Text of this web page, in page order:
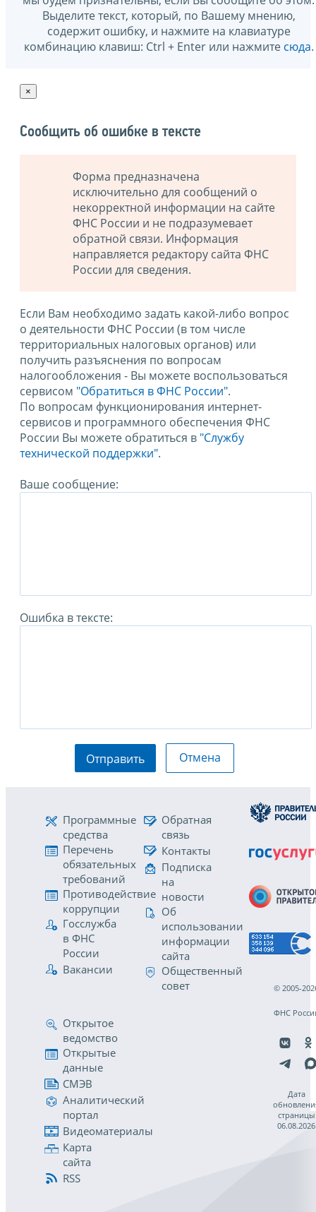
Выделите текст, который, по Вашему мнению,
содержит ошибку, и нажмите на клавиатуре
комбинацию клавиш: Ctrl + Enter или нажмите сюда.
×
Сообщить об ошибке в тексте
Форма предназначена
исключительно для сообщений о
некорректной информации на сайте
ФНС России и не подразумевает
обратной связи. Информация
направляется редактору сайта ФНС
России для сведения.
Если Вам необходимо задать какой-либо вопрос
о деятельности ФНС России (в том числе
территориальных налоговых органов) или
получить разъяснения по вопросам
налогообложения - Вы можете воспользоваться
сервисом "Обратиться в ФНС России".
По вопросам функционирования интернет-
сервисов и программного обеспечения ФНС
России Вы можете обратиться в "Службу
технической поддержки".
Ваше сообщение:
Ошибка в тексте:
Отправить Отмена
Программные
средства
Перечень
обязательных
требований
Противодействие
коррупции
Госслужба
в ФНС
России
Вакансии
Обратная
связь
Контакты
Подписка
на
новости
Об
использовании
информации
сайта
Общественный
совет
Открытое
ведомство
Открытые
данные
СМЭВ
Аналитический
портал
Видеоматериалы
Карта
сайта
RSS
© 2005-
ФНС
Дата
страницы
06.08.2026